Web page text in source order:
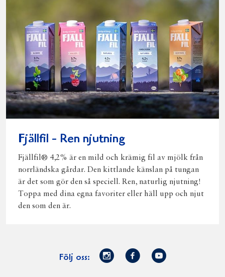
Fjällfil - Ren njutning
Fjällfil® 4,2% är en mild och krämig fil av mjölk från
norrländska gårdar. Den kittlande känslan på tungan
är det som gör den så speciell. Ren, naturlig njutning!
Toppa med dina egna favoriter eller häll upp och njut
den som den är.
Följ oss:
Norrmejerier
Facebook
Youtube